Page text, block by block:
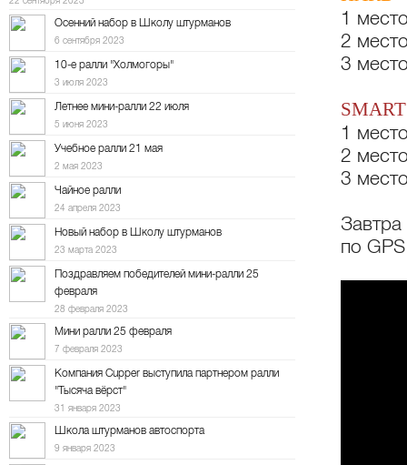
Осенний набор в Школу штурманов
6 сентября 2023
10-е ралли "Холмогоры"
3 июля 2023
Летнее мини-ралли 22 июля
5 июня 2023
Учебное ралли 21 мая
2 мая 2023
Чайное ралли
24 апреля 2023
Новый набор в Школу штурманов
23 марта 2023
Поздравляем победителей мини-ралли 25
февраля
28 февраля 2023
Мини ралли 25 февраля
7 февраля 2023
Компания Cupper выступила партнером ралли
"Тысяча вёрст"
31 января 2023
Школа штурманов автоспорта
9 января 2023
1
2
3
SMART
1
2
3
по